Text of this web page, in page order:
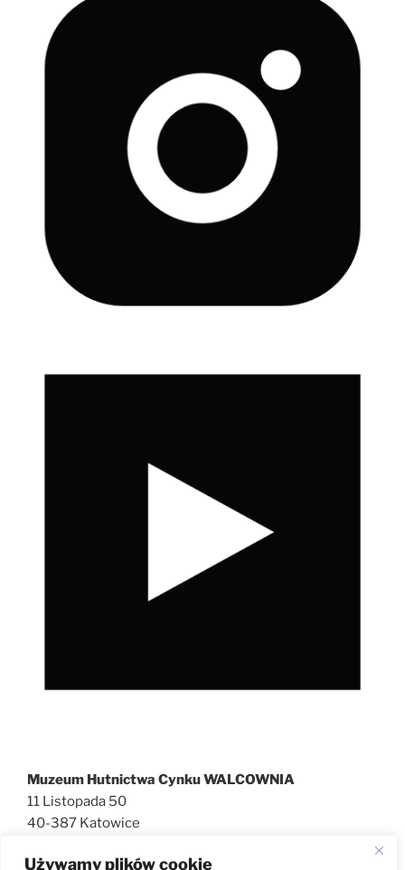
Używamy plików cookie
Muzeum Hutnictwa Cynku WALCOWNIA
11 Listopada 50
40-387 Katowice
walcownia@muzeatechniki.pl